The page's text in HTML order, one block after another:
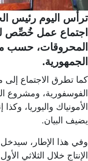
ترأس اليوم رئيس
اجتماع عمل خُصِّص
المحروقات، حسب ما
الجمهورية.
كما تطرق الاجتماع
الفوسفورية، ومشروع
الأمونياك واليوريا،
يضيف البيان.
وفي هذا الإطار،